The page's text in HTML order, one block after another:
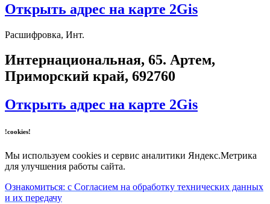
Открыть адрес на карте 2Gis
Расшифровка, Инт.
​Интернациональная, 65​. Артем,
Приморский край, 692760
Открыть адрес на карте 2Gis
!cookies!
Мы используем cookies и сервис аналитики Яндекс.Метрика
для улучшения работы сайта.
Ознакомиться: с Согласием на обработку технических данных
и их передачу